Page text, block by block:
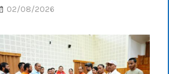
02/08/2026